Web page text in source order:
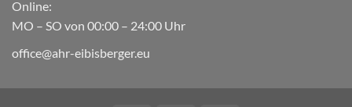
Online:
MO – SO von 00:00 – 24:00 Uhr
office@ahr-eibisberger.eu